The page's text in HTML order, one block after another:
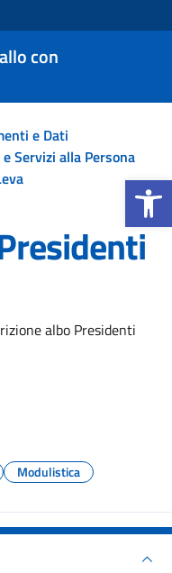
Apri la
con
e Dati
Servizi alla Persona
albo Presidenti
Modulistica